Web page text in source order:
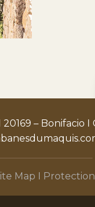
20169 – Bonifacio
Map I